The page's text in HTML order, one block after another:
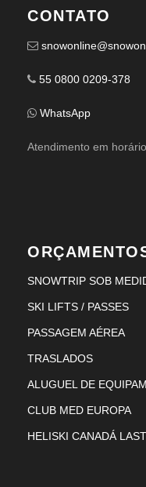
CONTATO
55 0800 0209-378
WhatsApp
Atendimento em
SNOWTRIP SOB
SKI LIFTS / PASSES
PASSAGEM AÉREA
TRASLADOS
ALUGUEL DE
CLUB MED EUROPA
HELISKI CANADÁ